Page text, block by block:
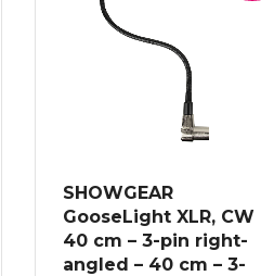
SHOWGEAR
GooseLight XLR, CW
40 cm – 3-pin right-
angled – 40 cm – 3-